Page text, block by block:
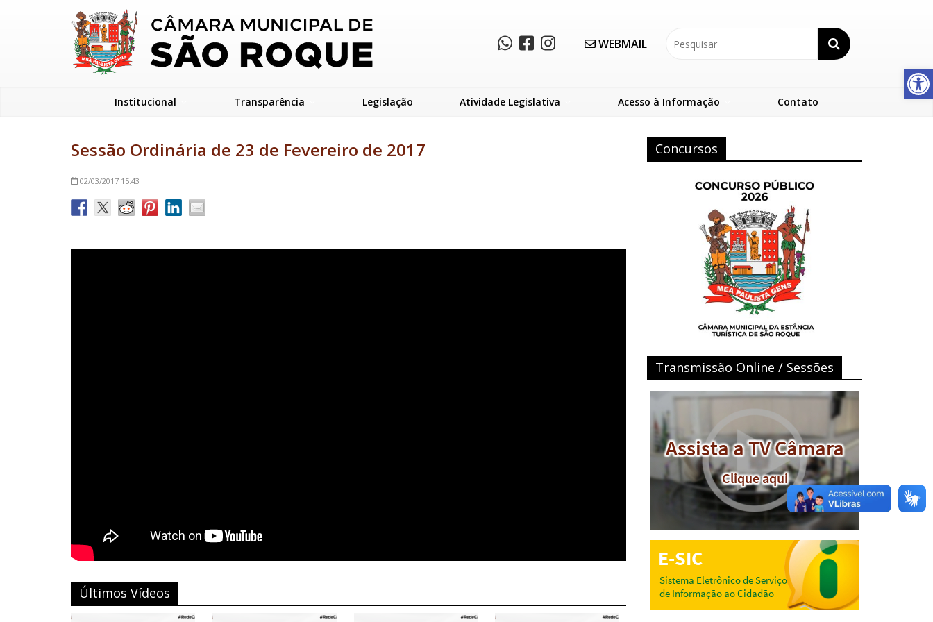
Abrir a barra de ferramentas
WEBMAIL
Institucional Transparência Legislação Atividade Legislativa Acesso à Informação Contato
Sessão Ordinária de 23 de Fevereiro de 2017
02/03/201715:43
Últimos Vídeos
Concursos
Transmissão Online / Sessões